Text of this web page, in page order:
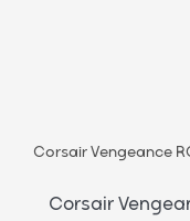
Corsair Vengeance
Corsair